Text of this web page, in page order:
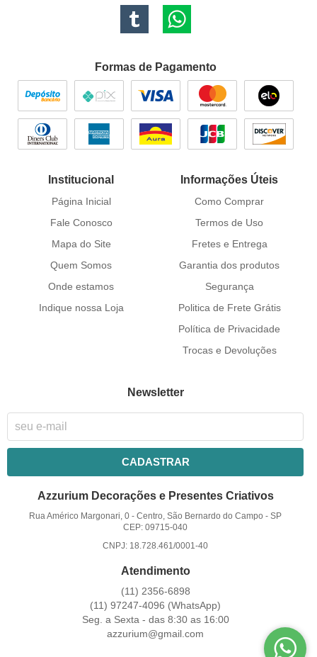
Formas de Pagamento
Institucional
Página Inicial
Fale Conosco
Mapa do Site
Quem Somos
Onde estamos
Indique nossa Loja
Informações Úteis
Como Comprar
Termos de Uso
Fretes e Entrega
Garantia dos produtos
Segurança
Politica de Frete Grátis
Política de Privacidade
Trocas e Devoluções
Newsletter
CADASTRAR
Azzurium Decorações e Presentes Criativos
Rua Américo Margonari, 0 -Centro, São Bernardo do Campo -SP
CEP: 09715-040
CNPJ: 18.728.461/0001-40
Atendimento
(11) 2356-6898
(11) 97247-4096 (WhatsApp)
Seg. a Sexta - das 8:30 as 16:00
azzurium@gmail.com